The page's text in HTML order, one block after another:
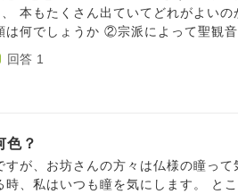
たくさん出ていてどれがよいのかわかりま
何でしょうか ②宗派によって聖観音
る本がありましたら教えてください
回答 1
色？
すが、お坊さんの方々は仏様の瞳って
時、私はいつも瞳を気にします。 と